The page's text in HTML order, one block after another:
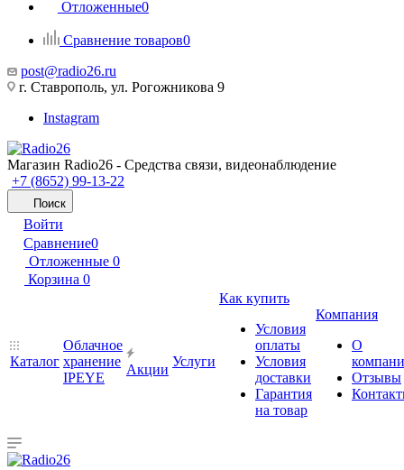
Отложенные0
Сравнение товаров0
post@radio26.ru
г. Ставрополь, ул. Рогожникова 9
Instagram
Магазин Radio26 - Средства связи, видеонаблюдение
+7 (8652) 99-13-22
Поиск
Войти
Сравнение0
Отложенные 0
Корзина 0
Каталог
Облачное
хранение
IPEYE
Акции
Услуги
Как купить
Условия
оплаты
Условия
доставки
Гарантия
на товар
Компания
О
Отзывы